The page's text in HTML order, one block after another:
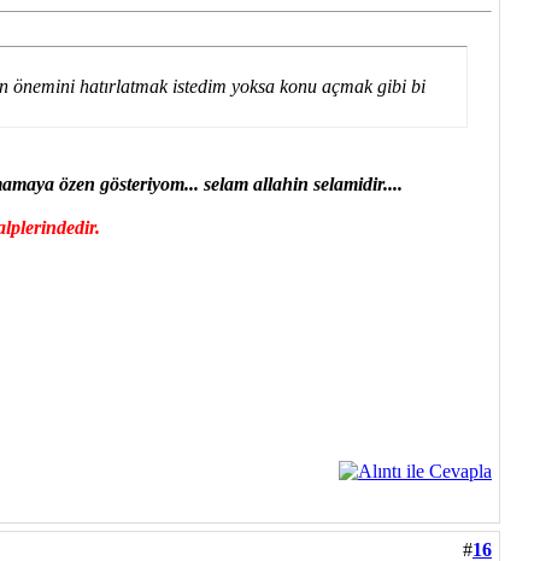
önemini hatırlatmak istedim yoksa konu açmak gibi bi
özen gösteriyom... selam allahin selamidir....
#16